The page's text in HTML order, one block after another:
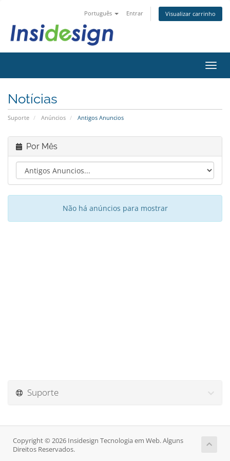
Português Entrar Visualizar carrinho
Notícias
Suporte Anúncios Antigos Anuncios
Por Mês
Não há anúncios para mostrar
Suporte
Copyright © 2026 Insidesign Tecnologia em Web. Alguns
Direitos Reservados.